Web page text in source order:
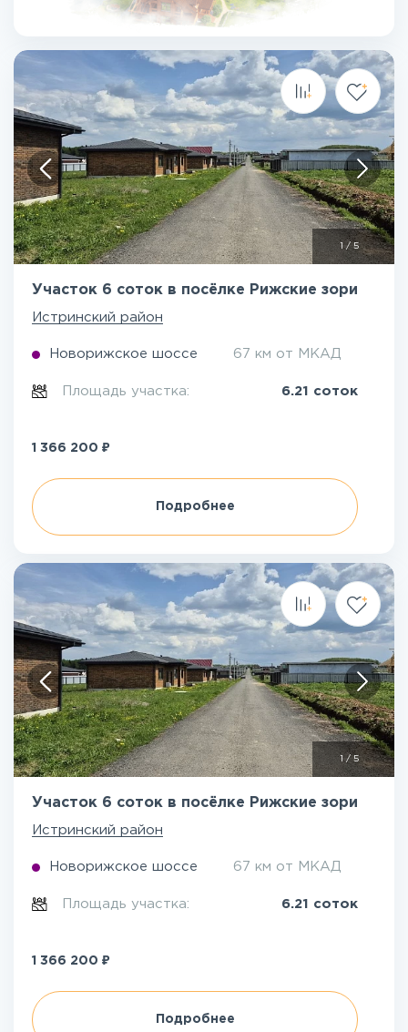
1 /5
Участок 6 соток в посёлке Рижские зори
Истринский район
Новорижское шоссе 67 км от МКАД
Площадь участка: 6.21 соток
1 366 200 ₽
Подробнее
1 /5
Участок 6 соток в посёлке Рижские зори
Истринский район
Новорижское шоссе 67 км от МКАД
Площадь участка: 6.21 соток
1 366 200 ₽
Подробнее